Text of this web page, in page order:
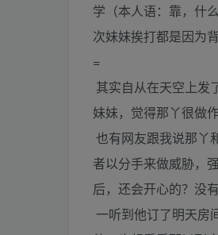
学（本人语：靠，什
次妹妹挨打都是因为
=
其实自从在天空上发
妹妹，觉得那丫很做
也有网友跟我说那丫
者以分手来做威胁，
后，还会开心的？没
一听到他订了明天房